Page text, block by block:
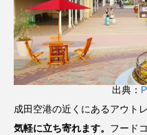
出典：
成田空港の近くにあるアウト
気軽に立ち寄れます。 フード